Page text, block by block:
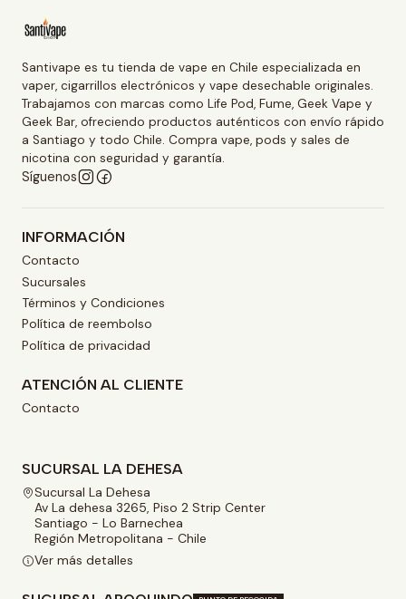
Santivape es tu tienda de vape en Chile especializada en
vaper, cigarrillos electrónicos y vape desechable originales.
Trabajamos con marcas como Life Pod, Fume, Geek Vape y
Geek Bar, ofreciendo productos auténticos con envío rápido
a Santiago y todo Chile. Compra vape, pods y sales de
nicotina con seguridad y garantía.
Síguenos
INFORMACIÓN
Contacto
Sucursales
Términos y Condiciones
Política de reembolso
Política de privacidad
ATENCIÓN AL CLIENTE
Contacto
SUCURSAL LA DEHESA
Sucursal La Dehesa
Av La dehesa 3265, Piso 2 Strip Center
Santiago - Lo Barnechea
Región Metropolitana - Chile
Ver más detalles